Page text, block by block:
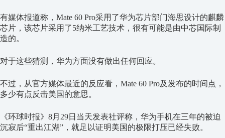
有媒体报道称，Mate 60 Pro采用了华为芯片部门海思设计的麒麟
芯片，该芯片采用了5纳米工艺技术，很有可能是由中芯国际制
造的。
对于这些猜测，华为方面没有做出任何回应。
不过，从官方媒体最近的反应看，Mate 60 Pro及发布的时间点，
多少有点反击美国的意思。
《环球时报》8月29日当天发表社评称，华为手机在三年的被迫
沉寂后“重出江湖”，就足以证明美国的极限打压已经失败。